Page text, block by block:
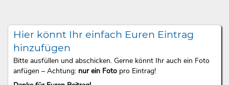
Hier könnt Ihr einfach Euren Eintrag
hinzufügen
Bitte ausfüllen und abschicken. Gerne könnt Ihr auch ein Foto
anfügen – Achtung: nur ein Fotopro Eintrag!